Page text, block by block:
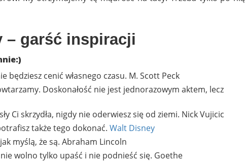
– garść inspiracji
będziesz cenić własnego czasu. M. Scott Peck
Doskonałość nie jest jednorazowym aktem, lecz
Ci skrzydła, nigdy nie oderwiesz się od ziemi. Nick Vujicic
także tego dokonać. Walt Disney
myślą, że są. Abraham Lincoln
wolno tylko upaść i nie podnieść się. Goethe